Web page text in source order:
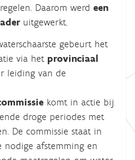
Daarom werd een
uitgewerkt.
gebeurt het
via het provinciaal
leiding van de
komt in actie bij
droge periodes met
De commissie staat in
afstemming en